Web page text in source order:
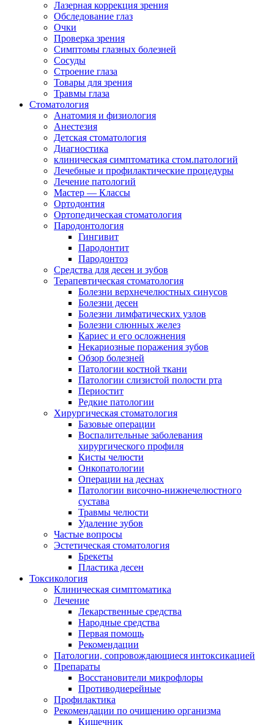
Лазерная коррекция зрения
Обследование глаз
Очки
Проверка зрения
Симптомы глазных болезней
Сосуды
Строение глаза
Товары для зрения
Травмы глаза
Стоматология
Анатомия и физиология
Анестезия
Детская стоматология
Диагностика
клиническая симптоматика стом.патологий
Лечебные и профилактические процедуры
Лечение патологий
Мастер — Классы
Ортодонтия
Ортопедическая стоматология
Пародонтология
Гингивит
Пародонтит
Пародонтоз
Средства для десен и зубов
Терапевтическая стоматология
Болезни верхнечелюстных синусов
Болезни десен
Болезни лимфатических узлов
Болезни слюнных желез
Кариес и его осложнения
Некариозные поражения зубов
Обзор болезней
Патологии костной ткани
Патологии слизистой полости рта
Периостит
Редкие патологии
Хирургическая стоматология
Базовые операции
Воспалительные заболевания
хирургического профиля
Кисты челюсти
Онкопатологии
Операции на деснах
Патологии височно-нижнечелюстного
сустава
Травмы челюсти
Удаление зубов
Частые вопросы
Эстетическая стоматология
Брекеты
Пластика десен
Токсикология
Клиническая симптоматика
Лечение
Лекарственные средства
Народные средства
Первая помощь
Рекомендации
Патологии, сопровождающиеся интоксикацией
Препараты
Восстановители микрофлоры
Противодиерейные
Профилактика
Рекомендации по очищению организма
Кишечник